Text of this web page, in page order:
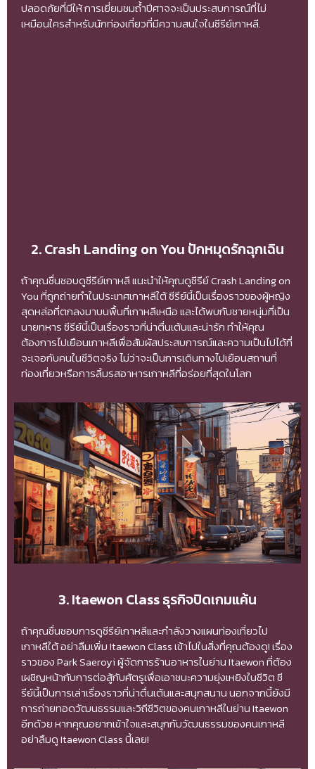
ปลอดภัยที่มีให้ การเยี่ยมชมถ้ำปีศาจจะเป็นประสบการณ์ที่ไม่
เหมือนใครสำหรับนักท่องเที่ยวที่มีความสนใจในซีรีย์เกาหลี.
2. Crash Landing on You ปักหมุดรักฉุกเฉิน
ถ้าคุณชื่นชอบดูซีรีย์เกาหลี แนะนำให้คุณดูซีรีย์ Crash Landing on
You ที่ถูกถ่ายทำในประเทศเกาหลีใต้ ซีรีย์นี้เป็นเรื่องราวของผู้หญิง
สุดหล่อที่ตกลงมาบนพื้นที่เกาหลีเหนือ และได้พบกับชายหนุ่มที่เป็น
นายทหาร ซีรีย์นี้เป็นเรื่องราวที่น่าตื่นเต้นและน่ารัก ทำให้คุณ
ต้องการไปเยือนเกาหลีเพื่อสัมผัสประสบการณ์และความเป็นไปได้ที่
จะเจอกับคนในชีวิตจริง ไม่ว่าจะเป็นการเดินทางไปเยือนสถานที่
ท่องเที่ยวหรือการลิ้มรสอาหารเกาหลีที่อร่อยที่สุดในโลก
3. Itaewon Class ธุรกิจปิดเกมแค้น
ถ้าคุณชื่นชอบการดูซีรีย์เกาหลีและกำลังวางแผนท่องเที่ยวไป
เกาหลีใต้ อย่าลืมเพิ่ม Itaewon Class เข้าไปในสิ่งที่คุณต้องดู! เรื่อง
ราวของ Park Saeroyi ผู้จัดการร้านอาหารในย่าน Itaewon ที่ต้อง
เผชิญหน้ากับการต่อสู้กับศัตรูเพื่อเอาชนะความยุ่งเหยิงในชีวิต ซี
รีย์นี้เป็นการเล่าเรื่องราวที่น่าตื่นเต้นและสนุกสนาน นอกจากนี้ยังมี
การถ่ายทอดวัฒนธรรมและวิถีชีวิตของคนเกาหลีในย่าน Itaewon
อีกด้วย หากคุณอยากเข้าใจและสนุกกับวัฒนธรรมของคนเกาหลี
อย่าลืมดู Itaewon Class นี้เลย!